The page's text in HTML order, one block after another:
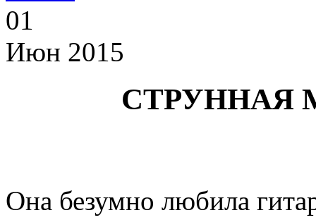
01
Июн 2015
СТРУННАЯ
Она безумно любила